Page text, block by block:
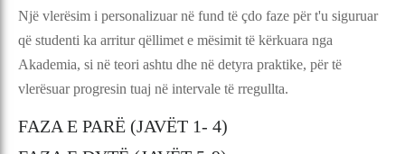
Një vlerësim i personalizuar në fund të çdo faze për t'u siguruar
që studenti ka arritur qëllimet e mësimit të kërkuara nga
Akademia, si në teori ashtu dhe në detyra praktike, për të
vlerësuar progresin tuaj në intervale të rregullta.
FAZA E PARË (JAVËT 1- 4)